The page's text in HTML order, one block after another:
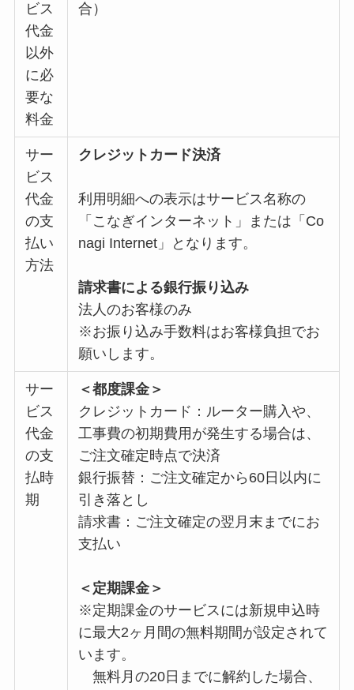
ビス
代金
以外
に必
要な
料金
合）
サー
ビス
代金
の支
払い
方法
クレジットカード決済
利用明細への表示はサービス名称の
「こなぎインターネット」または「Co
nagi Internet」となります。
請求書による銀行振り込み
法人のお客様のみ
※お振り込み手数料はお客様負担でお
願いします。
サー
ビス
代金
の支
払時
期
＜都度課金＞
クレジットカード：ルーター購入や、
工事費の初期費用が発生する場合は、
ご注文確定時点で決済
銀行振替：ご注文確定から60日以内に
引き落とし
請求書：ご注文確定の翌月末までにお
支払い
＜定期課金＞
※定期課金のサービスには新規申込時
に最大2ヶ月間の無料期間が設定されて
います。
無料月の20日までに解約した場合、